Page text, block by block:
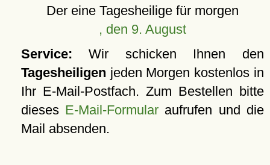
Der eine Tagesheilige für morgen
, den 9. August
Service: Wir schicken Ihnen den
Tagesheiligen jeden Morgen kostenlos in
Ihr E-Mail-Postfach. Zum Bestellen bitte
dieses E-Mail-Formular aufrufen und die
Mail absenden.